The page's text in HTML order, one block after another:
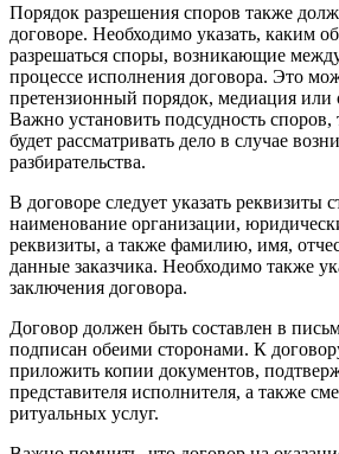
Порядок разрешения споров также
договоре. Необходимо указать, каким
разрешаться споры, возникающие
процессе исполнения договора. Это
претензионный порядок, медиация или
Важно установить подсудность споров,
будет рассматривать дело в случае
разбирательства.
В договоре следует указать реквизиты
наименование организации,
реквизиты, а также фамилию, имя,
данные заказчика. Необходимо также
заключения договора.
Договор должен быть составлен в
подписан обеими сторонами. К
приложить копии документов,
представителя исполнителя, а также
ритуальных услуг.